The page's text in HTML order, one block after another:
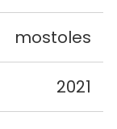
mostoles
2021